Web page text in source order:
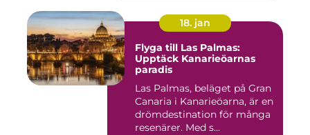
18. jan
Flyga till Las Palmas:
Upptäck Kanarieöarnas
paradis
Las Palmas, beläget på Gran
Canaria i Kanarieöarna, är en
drömdestination för många
resenärer. Med s...